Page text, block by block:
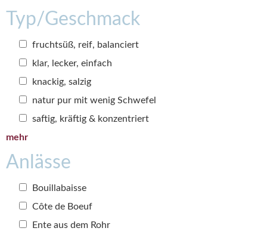
Typ/Geschmack
fruchtsüß, reif, balanciert
klar, lecker, einfach
knackig, salzig
natur pur mit wenig Schwefel
saftig, kräftig & konzentriert
mehr
Anlässe
Bouillabaisse
Côte de Boeuf
Ente aus dem Rohr